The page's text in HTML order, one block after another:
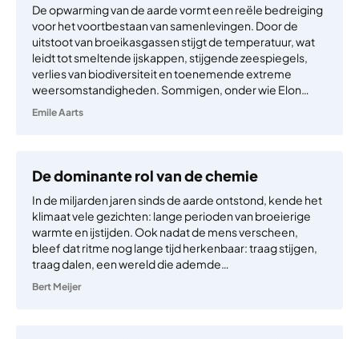
De opwarming van de aarde vormt een reële bedreiging
voor het voortbestaan van samenlevingen. Door de
uitstoot van broeikasgassen stijgt de temperatuur, wat
leidt tot smeltende ijskappen, stijgende zeespiegels,
verlies van biodiversiteit en toenemende extreme
weersomstandigheden. Sommigen, onder wie Elon…
Emile Aarts
De dominante rol van de chemie
In de miljarden jaren sinds de aarde ontstond, kende het
klimaat vele gezichten: lange perioden van broeierige
warmte en ijstijden. Ook nadat de mens verscheen,
bleef dat ritme nog lange tijd herkenbaar: traag stijgen,
traag dalen, een wereld die ademde…
Bert Meijer